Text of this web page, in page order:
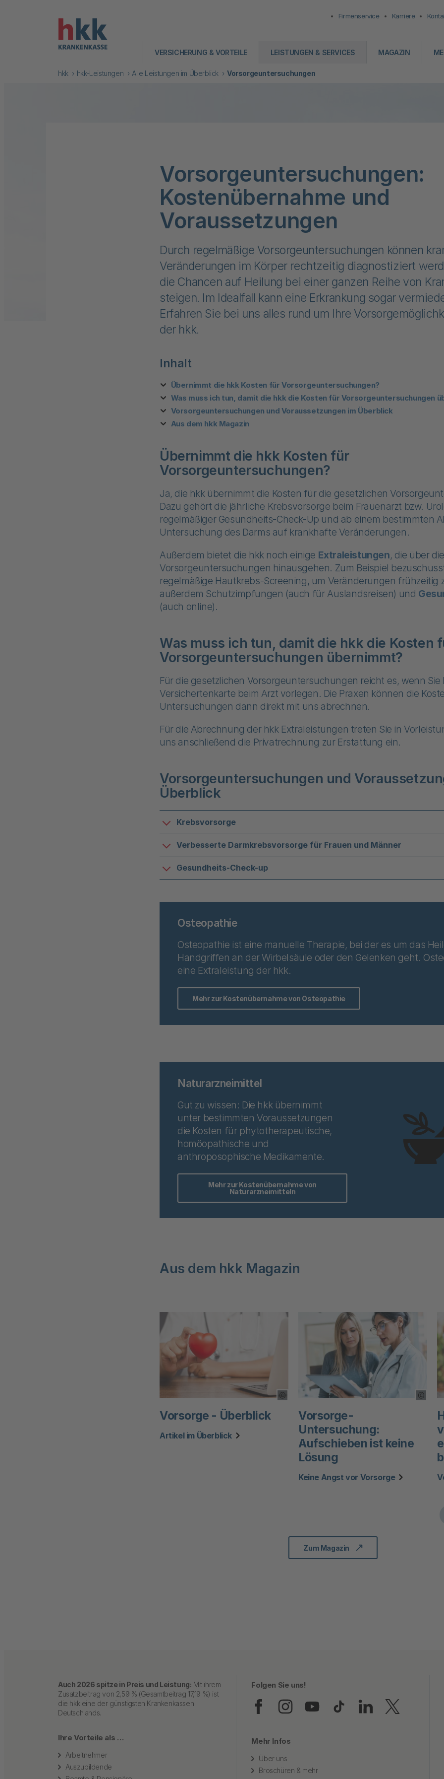
Firmenservice Karriere
VERSICHERUNG & VORTEILE LEISTUNGEN & SERVICES MAGAZIN
hkk hkk-Leistungen Alle Leistungen im Überblick Vorsorgeuntersuchungen
Vorsorgeuntersuchungen:
Kostenübernahme und
Voraussetzungen
Durch regelmäßige Vorsorgeuntersuchungen können
Veränderungen im Körper rechtzeitig diagnostiziert
die Chancen auf Heilung bei einer ganzen Reihe von
steigen. Im Idealfall kann eine Erkrankung sogar
Erfahren Sie bei uns alles rund um Ihre
der hkk.
Inhalt
Übernimmt die hkk Kosten für Vorsorgeuntersuchungen?
Was muss ich tun, damit die hkk die Kosten für Vorsorgeuntersuchungen
Vorsorgeuntersuchungen und Voraussetzungen im Überblick
Aus dem hkk Magazin
Übernimmt die hkk Kosten für
Vorsorgeuntersuchungen?
Ja, die hkk übernimmt die Kosten für die gesetzlichen
Dazu gehört die jährliche Krebsvorsorge beim Frauenarzt bzw.
regelmäßiger Gesundheits-Check-Up und ab einem bestimmten
Untersuchung des Darms auf krankhafte Veränderungen.
Außerdem bietet die hkk noch einige Extraleistungen, die über
Vorsorgeuntersuchungen hinausgehen. Zum Beispiel
regelmäßige Hautkrebs-Screening, um Veränderungen frühzeitig
außerdem Schutzimpfungen (auch für Auslandsreisen) und
(auch online).
Was muss ich tun, damit die hkk die Kosten
Vorsorgeuntersuchungen übernimmt?
Für die gesetzlichen Vorsorgeuntersuchungen reicht es, wenn Sie
Versichertenkarte beim Arzt vorlegen. Die Praxen können die
Untersuchungen dann direkt mit uns abrechnen.
Für die Abrechnung der hkk Extraleistungen treten Sie in
uns anschließend die Privatrechnung zur Erstattung ein.
Vorsorgeuntersuchungen und
Überblick
Krebsvorsorge
Verbesserte Darmkrebsvorsorge für Frauen und Männer
Gesundheits-Check-up
Osteopathie
Osteopathie ist eine manuelle Therapie, bei der es um das
Handgriffen an der Wirbelsäule oder den Gelenken geht.
eine Extraleistung der hkk.
Mehr zur Kostenübernahme von Osteopathie
Naturarzneimittel
Gut zu wissen: Die hkk übernimmt
unter bestimmten Voraussetzungen
die Kosten für phytotherapeutische,
homöopathische und
anthroposophische Medikamente.
Mehr zur Kostenübernahme von
Naturarzneimitteln
Aus dem hkk Magazin
Copyright Tooltip öffnen
Vorsorge - Überblick
Artikel im Überblick
Vorsorge-
Untersuchung:
Aufschieben ist keine
Lösung
Keine Angst vor Vorsorge
Zum Magazin
Auch 2026 spitze in Preis und Leistung: Mit ihrem
Zusatzbeitrag von 2,59 % (Gesamtbeitrag 17,19 %) ist
die hkk eine der günstigsten Krankenkassen
Deutschlands.
Ihre Vorteile als …
Arbeitnehmer
Auszubildende
Folgen Sie uns!
Folgen Sie uns auf
Folgen Sie uns auf
Folgen Sie uns
Folgen Sie
Folgen
Mehr Infos
Über uns
Broschüren & mehr